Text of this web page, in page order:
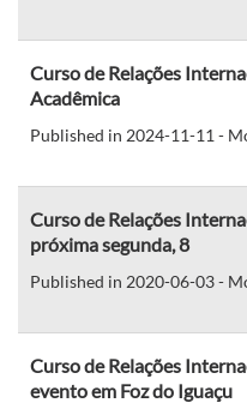
Curso de Relações
Acadêmica
Published in 2024-11-11 -
Curso de Relações
próxima segunda, 8
Published in 2020-06-03 -
Curso de Relações
evento em Foz do Iguaçu